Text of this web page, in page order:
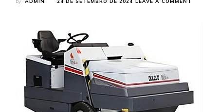
by ADMIN 24 DE SETEMBRO DE 2024 LEAVE A COMMENT
ARTLAV